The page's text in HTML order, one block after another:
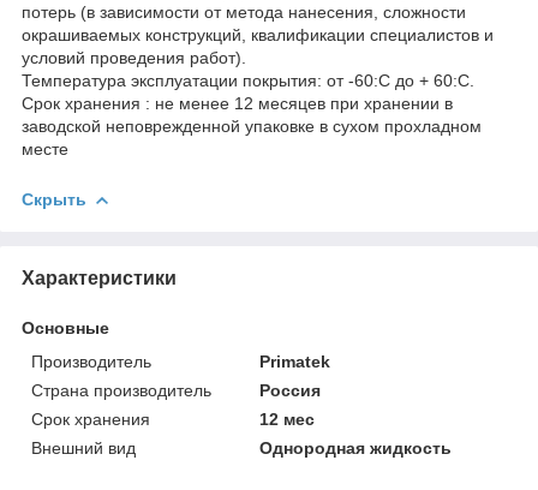
потерь (в зависимости от метода нанесения, сложности
окрашиваемых конструкций, квалификации специалистов и
условий проведения работ).
Температура эксплуатации покрытия: от -60:С до + 60:С.
Срок хранения : не менее 12 месяцев при хранении в
заводской неповрежденной упаковке в сухом прохладном
месте
Скрыть
Характеристики
Основные
Производитель
Primatek
Страна производитель
Россия
Срок хранения
12 мес
Внешний вид
Однородная жидкость